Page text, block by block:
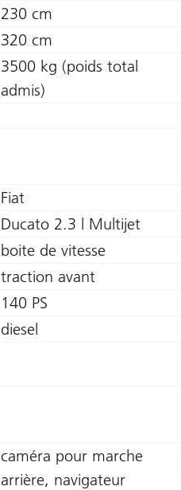
230 cm
320 cm
3500 kg (poids total
admis)
Fiat
Ducato 2.3 l Multijet
boite de vitesse
traction avant
140 PS
diesel
caméra pour marche
arrière, navigateur